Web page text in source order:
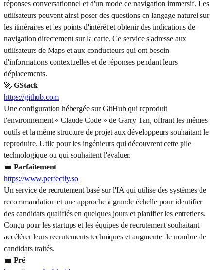
réponses conversationnel et d'un mode de navigation immersif. Les
utilisateurs peuvent ainsi poser des questions en langage naturel sur
les itinéraires et les points d'intérêt et obtenir des indications de
navigation directement sur la carte. Ce service s'adresse aux
utilisateurs de Maps et aux conducteurs qui ont besoin
d'informations contextuelles et de réponses pendant leurs
déplacements.
🚀 GStack
https://github.com
Une configuration hébergée sur GitHub qui reproduit
l'environnement « Claude Code » de Garry Tan, offrant les mêmes
outils et la même structure de projet aux développeurs souhaitant le
reproduire. Utile pour les ingénieurs qui découvrent cette pile
technologique ou qui souhaitent l'évaluer.
💼 Parfaitement
https://www.perfectly.so
Un service de recrutement basé sur l'IA qui utilise des systèmes de
recommandation et une approche à grande échelle pour identifier
des candidats qualifiés en quelques jours et planifier les entretiens.
Conçu pour les startups et les équipes de recrutement souhaitant
accélérer leurs recrutements techniques et augmenter le nombre de
candidats traités.
💼 Pré